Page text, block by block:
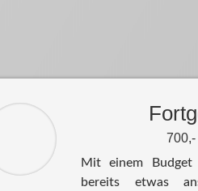
Mit einem
bereits etwas